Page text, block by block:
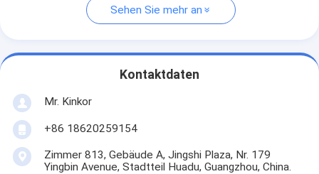
Sehen Sie mehr an
Kontaktdaten
Mr. Kinkor
+86 18620259154
Zimmer 813, Gebäude A, Jingshi Plaza, Nr. 179
Yingbin Avenue, Stadtteil Huadu, Guangzhou, China.